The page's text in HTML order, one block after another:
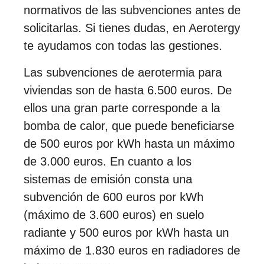
normativos de las subvenciones antes de
solicitarlas. Si tienes dudas, en Aerotergy
te ayudamos con todas las gestiones.
Las subvenciones de aerotermia para
viviendas son de hasta 6.500 euros. De
ellos una gran parte corresponde a la
bomba de calor, que puede beneficiarse
de 500 euros por kWh hasta un máximo
de 3.000 euros. En cuanto a los
sistemas de emisión consta una
subvención de 600 euros por kWh
(máximo de 3.600 euros) en suelo
radiante y 500 euros por kWh hasta un
máximo de 1.830 euros en radiadores de